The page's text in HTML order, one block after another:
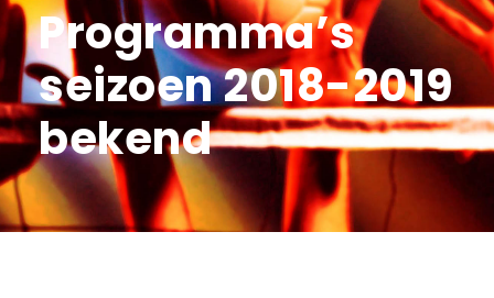
Programma’s
seizoen 2018-2019
bekend